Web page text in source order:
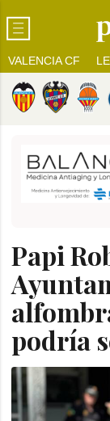
VALENCIA CF
Papi
podría